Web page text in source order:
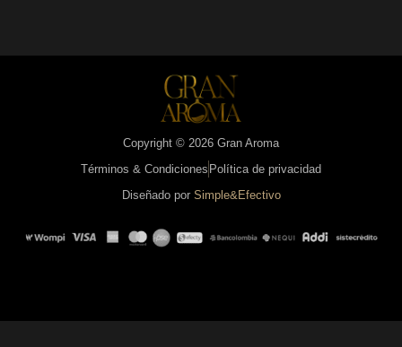
Copyright © 2026 Gran Aroma
Términos & Condiciones Política de privacidad
Diseñado por Simple&Efectivo